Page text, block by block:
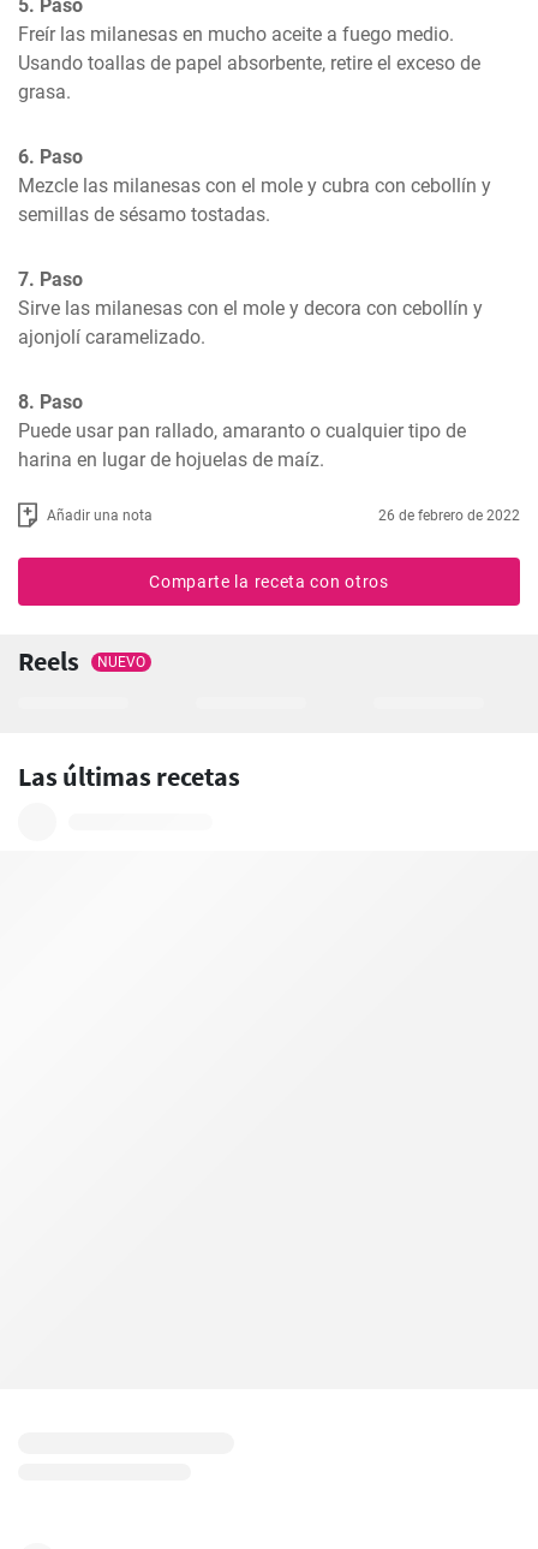
5. Paso
Freír las milanesas en mucho aceite a fuego medio.
Usando toallas de papel absorbente, retire el exceso de
grasa.
6. Paso
Mezcle las milanesas con el mole y cubra con cebollín y
semillas de sésamo tostadas.
7. Paso
Sirve las milanesas con el mole y decora con cebollín y
ajonjolí caramelizado.
8. Paso
Puede usar pan rallado, amaranto o cualquier tipo de
harina en lugar de hojuelas de maíz.
Añadir una nota 26 de febrero de 2022
Comparte la receta con otros
Reels NUEVO
Las últimas recetas